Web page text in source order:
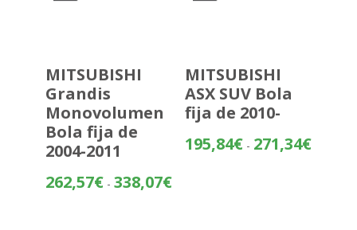
MITSUBISHI
Grandis
Monovolumen
Bola fija de
2004-2011
262,57€ - 338,07€Rango
MITSUBISHI
ASX SUV Bola
fija de 2010-
195,84€ - 271,34€Rango